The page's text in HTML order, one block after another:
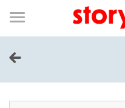
Connexion
Bibliothèque
de
page
Menu
Log in